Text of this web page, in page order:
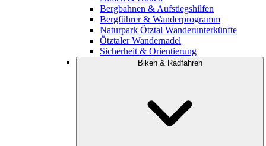
Bergbahnen & Aufstiegshilfen
Bergführer & Wanderprogramm
Naturpark Ötztal Wanderunterkünfte
Ötztaler Wandernadel
Sicherheit & Orientierung
Biken & Radfahren